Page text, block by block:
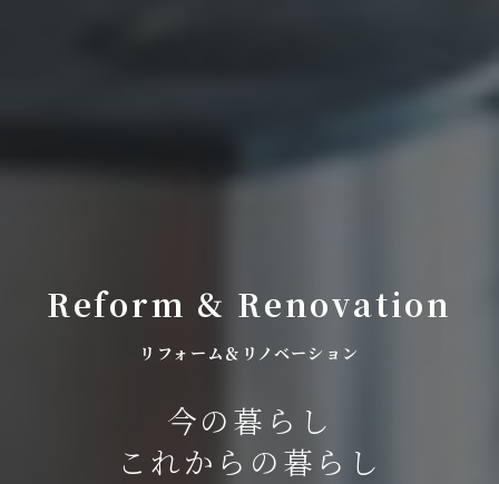
Reform & Renovation
リフォーム＆リノベーション
今の暮らし
これからの暮らし